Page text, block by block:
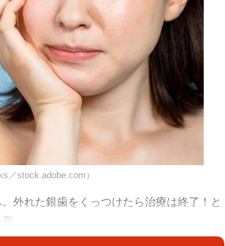
／stock.adobe.com）
外れた銀歯をくっつけたら治療は終了！と
。